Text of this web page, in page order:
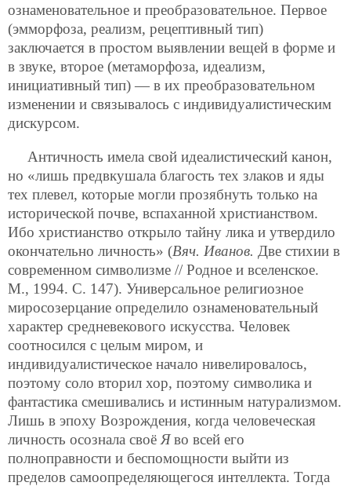
ознаменовательное и преобразовательное. Первое
(эмморфоза, реализм, рецептивный тип)
заключается в простом выявлении вещей в форме и
в звуке, второе (метаморфоза, идеализм,
инициативный тип) — в их преобразовательном
изменении и связывалось с индивидуалистическим
дискурсом.
Античность имела свой идеалистический канон,
но «лишь предвкушала благость тех злаков и яды
тех плевел, которые могли прозябнуть только на
исторической почве, вспаханной христианством.
Ибо христианство открыло тайну лика и утвердило
окончательно личность» (Вяч. Иванов. Две стихии в
современном символизме // Родное и вселенское.
М., 1994. С. 147). Универсальное религиозное
миросозерцание определило ознаменовательный
характер средневекового искусства. Человек
соотносился с целым миром, и
индивидуалистическое начало нивелировалось,
поэтому соло вторил хор, поэтому символика и
фантастика смешивались и истинным натурализмом.
Лишь в эпоху Возрождения, когда человеческая
личность осознала своё Яво всей его
полноправности и беспомощности выйти из
пределов самоопределяющегося интеллекта. Тогда